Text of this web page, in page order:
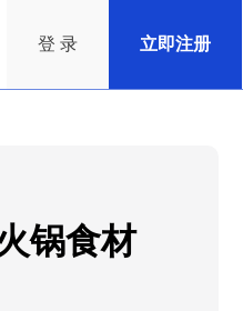
登 录 立即注册
锅食材